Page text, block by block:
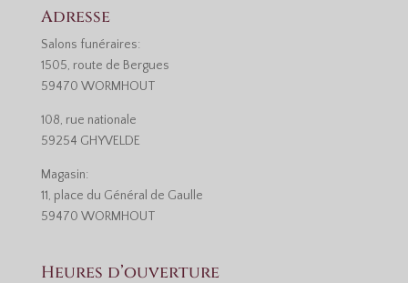
Adresse
Salons funéraires:
1505, route de Bergues
59470 WORMHOUT
108, rue nationale
59254 GHYVELDE
Magasin:
11, place du Général de Gaulle
59470 WORMHOUT
Heures d’ouverture